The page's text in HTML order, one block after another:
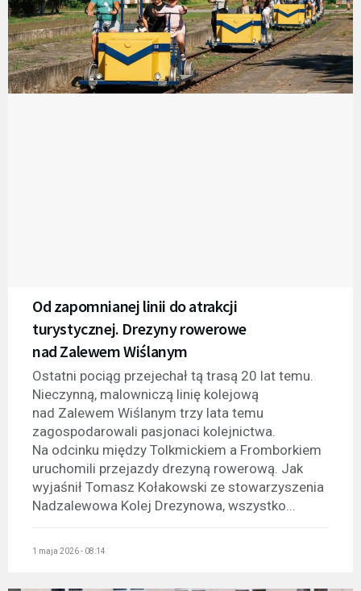
Od zapomnianej linii do atrakcji
turystycznej. Drezyny rowerowe
nad Zalewem Wiślanym
Ostatni pociąg przejechał tą trasą 20 lat temu.
Nieczynną, malowniczą linię kolejową
nad Zalewem Wiślanym trzy lata temu
zagospodarowali pasjonaci kolejnictwa.
Na odcinku między Tolkmickiem a Fromborkiem
uruchomili przejazdy drezyną rowerową. Jak
wyjaśnił Tomasz Kołakowski ze stowarzyszenia
Nadzalewowa Kolej Drezynowa, wszystko...
1 maja 2026 - 08:14